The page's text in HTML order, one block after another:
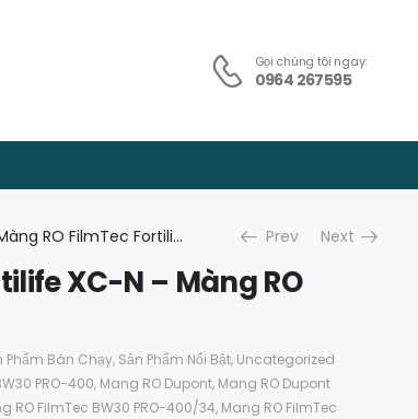
Gọi chúng tôi ngay:
0964 267595
Màng RO FilmTec Fortilife XC-N – Màng RO Dupont Prev Next
XC-N – Màng RO
Phẩm Bán Chạy, Sản Phẩm Nổi Bật, Uncategorized
PRO-400, Mang RO Dupont, Mang RO Dupont
RO FilmTec BW30 PRO-400/34, Mang RO FilmTec